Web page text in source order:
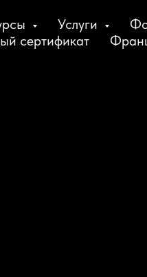
Услуги
сертификат